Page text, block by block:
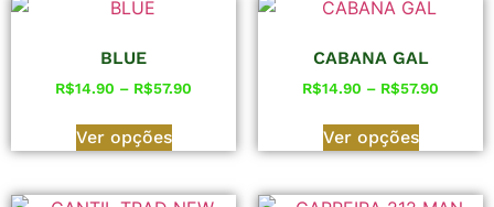
BLUE
R$14.90 – R$57.90
Ver opções
CABANA GAL
R$14.90 – R$57.90
Ver opções